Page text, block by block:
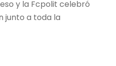
y la Fcpolit celebró
junto a toda la